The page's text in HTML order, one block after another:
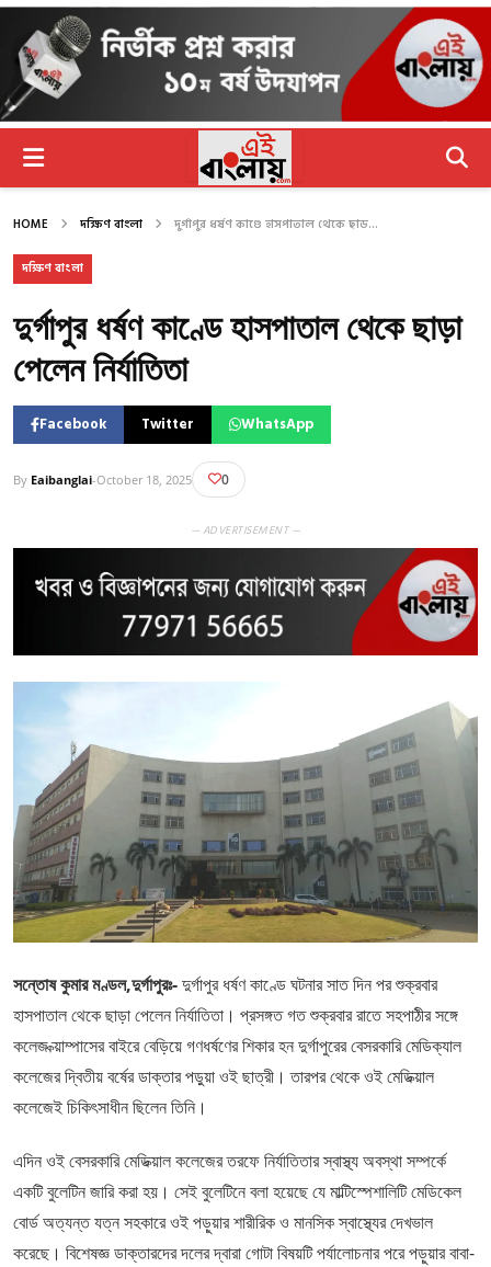
HOME দক্ষিণ বাংলা দুর্গাপুর ধর্ষণ কাণ্ডে হাসপাতাল থেকে ছাড...
দক্ষিণ বাংলা
দুর্গাপুর ধর্ষণ কাণ্ডে হাসপাতাল থেকে ছাড়া
পেলেন নির্যাতিতা
Facebook Twitter WhatsApp
By Eaibanglai-October 18, 2025 0
— ADVERTISEMENT —
সন্তোষ কুমার মণ্ডল,দুর্গাপুরঃ-দুর্গাপুর ধর্ষণ কাণ্ডে ঘটনার সাত দিন পর শুক্রবার
হাসপাতাল থেকে ছাড়া পেলেন নির্যাতিতা। প্রসঙ্গত গত শুক্রবার রাতে সহপাঠীর সঙ্গে
কলেজ ক্য়াম্পাসের বাইরে বেড়িয়ে গণধর্ষণের শিকার হন দুর্গাপুরের বেসরকারি মেডিক্যাল
কলেজের দ্বিতীয় বর্ষের ডাক্তার পড়ুয়া ওই ছাত্রী। তারপর থেকে ওই মেডিক্য়াল
কলেজেই চিকিৎসাধীন ছিলেন তিনি।
এদিন ওই বেসরকারি মেডিক্য়াল কলেজের তরফে নির্যাতিতার স্বাস্থ্য অবস্থা সম্পর্কে
একটি বুলেটিন জারি করা হয়। সেই বুলেটিনে বলা হয়েছে যে মাল্টিস্পেশালিটি মেডিকেল
বোর্ড অত্যন্ত যত্ন সহকারে ওই পড়ুয়ার শারীরিক ও মানসিক স্বাস্থ্যের দেখভাল
করেছে। বিশেষজ্ঞ ডাক্তারদের দলের দ্বারা গোটা বিষয়টি পর্যালোচনার পরে পড়ুয়ার বাবা-